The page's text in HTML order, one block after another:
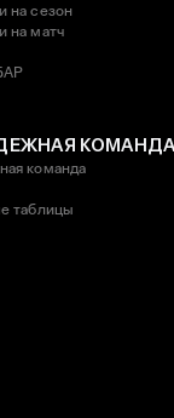
на сезон
на матч
команда
таблицы